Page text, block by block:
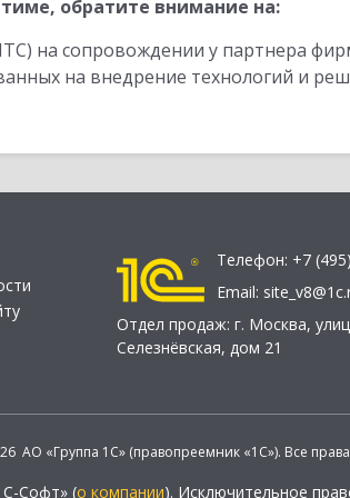
обратите внимание на:
на сопровождении у партнера
на внедрение технологий и
Телефон: +7
Email:
Отдел продаж: г. Москва,
Селезнёвская, дом 21
АО «Группа 1С» (правопреемник «1С»). Все
Софт» (о компании). Исключительное